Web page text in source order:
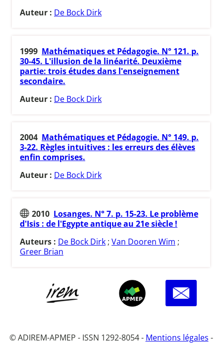
Auteur : De Bock Dirk
1999 Mathématiques et Pédagogie. N° 121. p.
30-45. L'illusion de la linéarité. Deuxième
partie: trois études dans l'enseignement
secondaire.
Auteur : De Bock Dirk
2004 Mathématiques et Pédagogie. N° 149. p.
3-22. Règles intuitives : les erreurs des élèves
enfin comprises.
Auteur : De Bock Dirk
2010 Losanges. N° 7. p. 15-23. Le problème
d'Isis : de l'Egypte antique au 21e siècle !
Auteurs : De Bock Dirk ; Van Dooren Wim ;
Greer Brian
© ADIREM-APMEP - ISSN 1292-8054 - Mentions légales -